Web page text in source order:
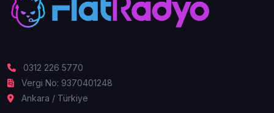
0312 226 5770
Vergi No: 9370401248
Ankara / Türkiye